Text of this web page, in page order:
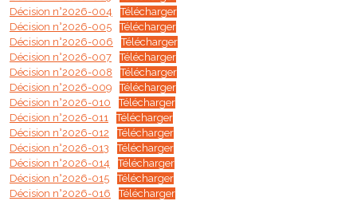
Décision n°2026-004
Télécharger
Décision n°2026-005
Télécharger
Décision n°2026-006
Télécharger
Décision n°2026-007
Télécharger
Décision n°2026-008
Télécharger
Décision n°2026-009
Télécharger
Décision n°2026-010
Télécharger
Décision n°2026-011
Télécharger
Décision n°2026-012
Télécharger
Décision n°2026-013
Télécharger
Décision n°2026-014
Télécharger
Décision n°2026-015
Télécharger
Décision n°2026-016
Télécharger